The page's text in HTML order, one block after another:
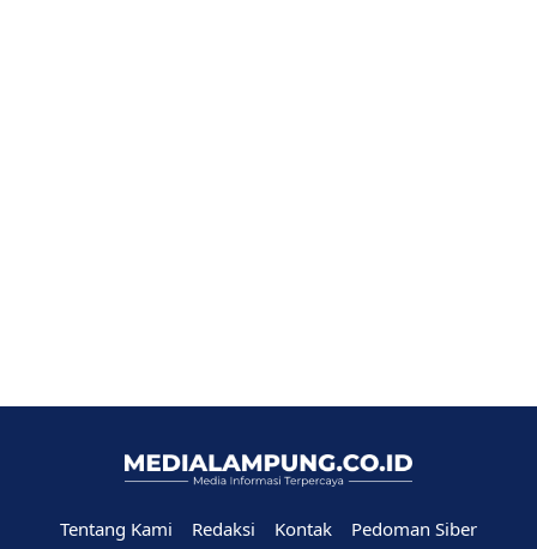
Tentang Kami Redaksi Kontak Pedoman Siber